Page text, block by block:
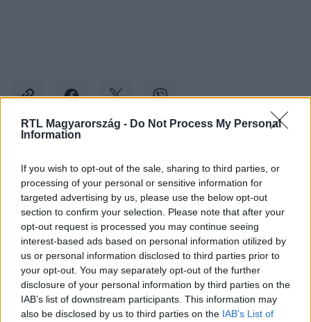
RTL Magyarország - Do Not Process My Personal
Information
If you wish to opt-out of the sale, sharing to third parties, or
processing of your personal or sensitive information for
targeted advertising by us, please use the below opt-out
section to confirm your selection. Please note that after your
opt-out request is processed you may continue seeing
interest-based ads based on personal information utilized by
us or personal information disclosed to third parties prior to
your opt-out. You may separately opt-out of the further
disclosure of your personal information by third parties on the
IAB’s list of downstream participants. This information may
also be disclosed by us to third parties on the IAB’s List of
Facebookon is!
Követem
#